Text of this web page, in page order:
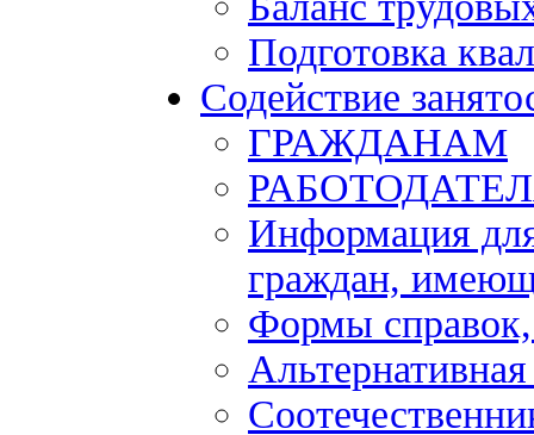
Подготовка
Содействие
ГРАЖДАНАМ
Информация
граждан,
Формы справок,